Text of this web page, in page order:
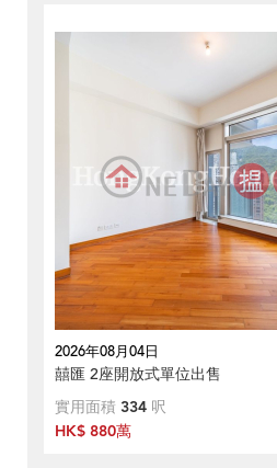
2026年08月04日
囍匯 2座開放式單位出售
實用面積 334 呎
HK$ 880萬